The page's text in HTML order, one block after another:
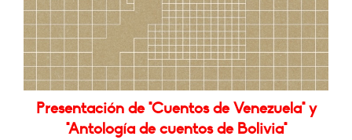
Presentación de "Cuentos de Venezuela" y
"Antología de cuentos de Bolivia"